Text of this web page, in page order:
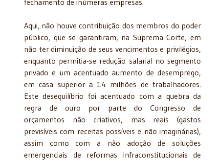
fechamento de inúmeras empresas.
Aqui, não houve contribuição dos membros do poder
público, que se garantiram, na Suprema Corte, em
não ter diminuição de seus vencimentos e privilégios,
enquanto permitia-se redução salarial no segmento
privado e um acentuado aumento de desemprego,
em casa superior a 14 milhões de trabalhadores.
Este desequilíbrio foi acentuado com a quebra da
regra de ouro por parte do Congresso de
orçamentos não criativos, mas reais (gastos
previsíveis com receitas possíveis e não imaginárias),
assim como com a não adoção de soluções
emergenciais de reformas infraconstitucionais de